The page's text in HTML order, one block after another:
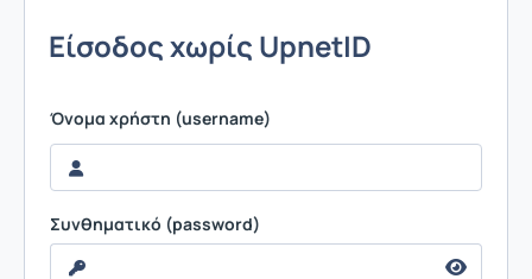
Είσοδος χωρίς UpnetID
Όνομα χρήστη (username)
Συνθηματικό (password)